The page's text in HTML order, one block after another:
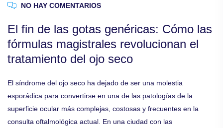
NO HAY COMENTARIOS
El fin de las gotas genéricas: Cómo las
fórmulas magistrales revolucionan el
tratamiento del ojo seco
El síndrome del ojo seco ha dejado de ser una molestia
esporádica para convertirse en una de las patologías de la
superficie ocular más complejas, costosas y frecuentes en la
consulta oftalmológica actual. En una ciudad con las